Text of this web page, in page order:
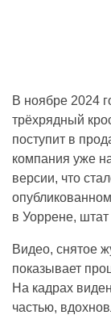
В ноябре 2024
трёхрядный
поступит в
компания уже
версии, что
в Уоррене,
Видео, снятое
показывает
На кадрах
частью,